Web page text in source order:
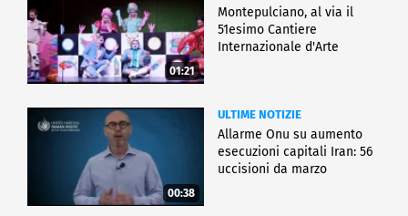
01:21
Montepulciano, al via il
51esimo Cantiere
Internazionale d'Arte
00:38
ULTIME NOTIZIE
Allarme Onu su aumento
esecuzioni capitali Iran: 56
uccisioni da marzo